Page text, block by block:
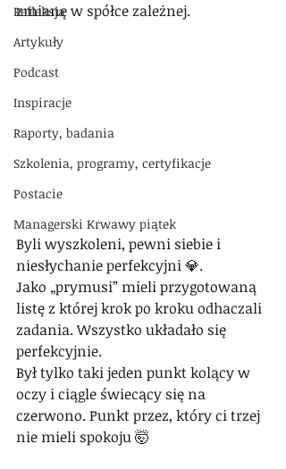
Refleksja
Artykuły
Podcast
Inspiracje
Raporty, badania
Szkolenia, programy, certyfikacje
Postacie
Managerski Krwawy piątek
zmianę w spółce zależnej.
Byli wyszkoleni, pewni siebie i
niesłychanie perfekcyjni 💎.
Jako „prymusi” mieli przygotowaną
listę z której krok po kroku odhaczali
zadania. Wszystko układało się
perfekcyjnie.
Był tylko taki jeden punkt kolący w
oczy i ciągle świecący się na
czerwono. Punkt przez, który ci trzej
nie mieli spokoju 🤯